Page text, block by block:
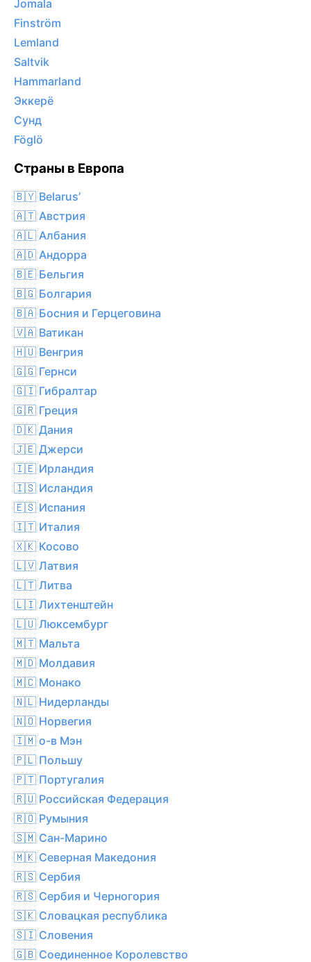
Jomala
Finström
Lemland
Saltvik
Hammarland
Эккерё
Сунд
Föglö
Страны в Европа
🇧🇾 Belarus’
🇦🇹 Австрия
🇦🇱 Албания
🇦🇩 Андорра
🇧🇪 Бельгия
🇧🇬 Болгария
🇧🇦 Босния и Герцеговина
🇻🇦 Ватикан
🇭🇺 Венгрия
🇬🇬 Гернси
🇬🇮 Гибралтар
🇬🇷 Греция
🇩🇰 Дания
🇯🇪 Джерси
🇮🇪 Ирландия
🇮🇸 Исландия
🇪🇸 Испания
🇮🇹 Италия
🇽🇰 Косово
🇱🇻 Латвия
🇱🇹 Литва
🇱🇮 Лихтенштейн
🇱🇺 Люксембург
🇲🇹 Мальта
🇲🇩 Молдавия
🇲🇨 Монако
🇳🇱 Нидерланды
🇳🇴 Норвегия
🇮🇲 о-в Мэн
🇵🇱 Польшу
🇵🇹 Португалия
🇷🇺 Российская Федерация
🇷🇴 Румыния
🇸🇲 Сан-Марино
🇲🇰 Северная Македония
🇷🇸 Сербия
🇷🇸 Сербия и Черногория
🇸🇰 Словацкая республика
🇸🇮 Словения
🇬🇧 Соединенное Королевство